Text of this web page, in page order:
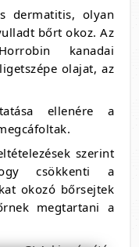
dermatitis, olyan
bőrt okoz. Az
kanadai
olajat, az
ellenére a
szerint
csökkenti a
okozó bőrsejtek
megtartani a